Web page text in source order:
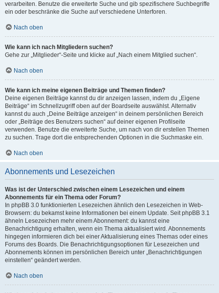
verarbeiten. Benutze die erweiterte Suche und gib spezifischere Suchbegriffe
ein oder beschränke die Suche auf verschiedene Unterforen.
Nach oben
Wie kann ich nach Mitgliedern suchen?
Gehe zur „Mitglieder“-Seite und klicke auf „Nach einem Mitglied suchen“.
Nach oben
Wie kann ich meine eigenen Beiträge und Themen finden?
Deine eigenen Beiträge kannst du dir anzeigen lassen, indem du „Eigene
Beiträge“ im Schnellzugriff oben auf der Boardseite auswählst. Alternativ
kannst du auch „Deine Beiträge anzeigen“ in deinem persönlichen Bereich
oder „Beiträge des Benutzers suchen“ auf deiner eigenen Profilseite
verwenden. Benutze die erweiterte Suche, um nach von dir erstellen Themen
zu suchen. Trage dort die entsprechenden Optionen in die Suchmaske ein.
Nach oben
Abonnements und Lesezeichen
Was ist der Unterschied zwischen einem Lesezeichen und einem
Abonnements für ein Thema oder Forum?
In phpBB 3.0 funktionierten Lesezeichen ähnlich den Lesezeichen in Web-
Browsern: du bekamst keine Informationen bei einem Update. Seit phpBB 3.1
ähneln Lesezeichen mehr einem Abonnement: du kannst eine
Benachrichtigung erhalten, wenn ein Thema aktualisiert wird. Abonnements
hingegen informieren dich bei einer Aktualisierung eines Themas oder eines
Forums des Boards. Die Benachrichtigungsoptionen für Lesezeichen und
Abonnements können im persönlichen Bereich unter „Benachrichtigungen
einstellen“ geändert werden.
Nach oben